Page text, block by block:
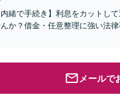
緒で手続き】利息をカットし
か？借金・任意整理に強い法
メールで